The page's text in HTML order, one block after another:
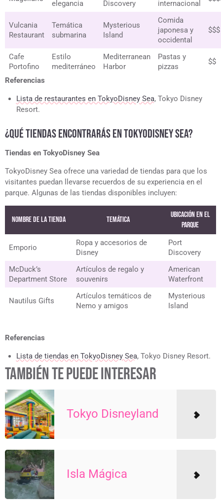
elegancia Discovery internacional
Vulcania
Restaurant
Temática
submarina
Mysterious
Island
Comida
japonesa y
occidental
$$$
Cafe
Portofino
Estilo
mediterráneo
Mediterranean
Harbor
Pastas y
pizzas
$$
Referencias
Lista de restaurantes en TokyoDisney Sea, Tokyo Disney
Resort.
¿QUÉ TIENDAS ENCONTRARÁS EN TOKYODISNEY SEA?
Tiendas en TokyoDisney Sea
TokyoDisney Sea ofrece una variedad de tiendas para que los
visitantes puedan llevarse recuerdos de su experiencia en el
parque. Algunas de las tiendas disponibles incluyen:
Nombre de la tienda Temática
Ubicación en el
Parque
Emporio
Ropa y accesorios de
Disney
Port
Discovery
McDuck’s
Department Store
Artículos de regalo y
souvenirs
American
Waterfront
Nautilus Gifts
Artículos temáticos de
Nemo y amigos
Mysterious
Island
Referencias
Lista de tiendas en TokyoDisney Sea, Tokyo Disney Resort.
TAMBIÉN TE PUEDE INTERESAR
Tokyo Disneyland
Isla Mágica